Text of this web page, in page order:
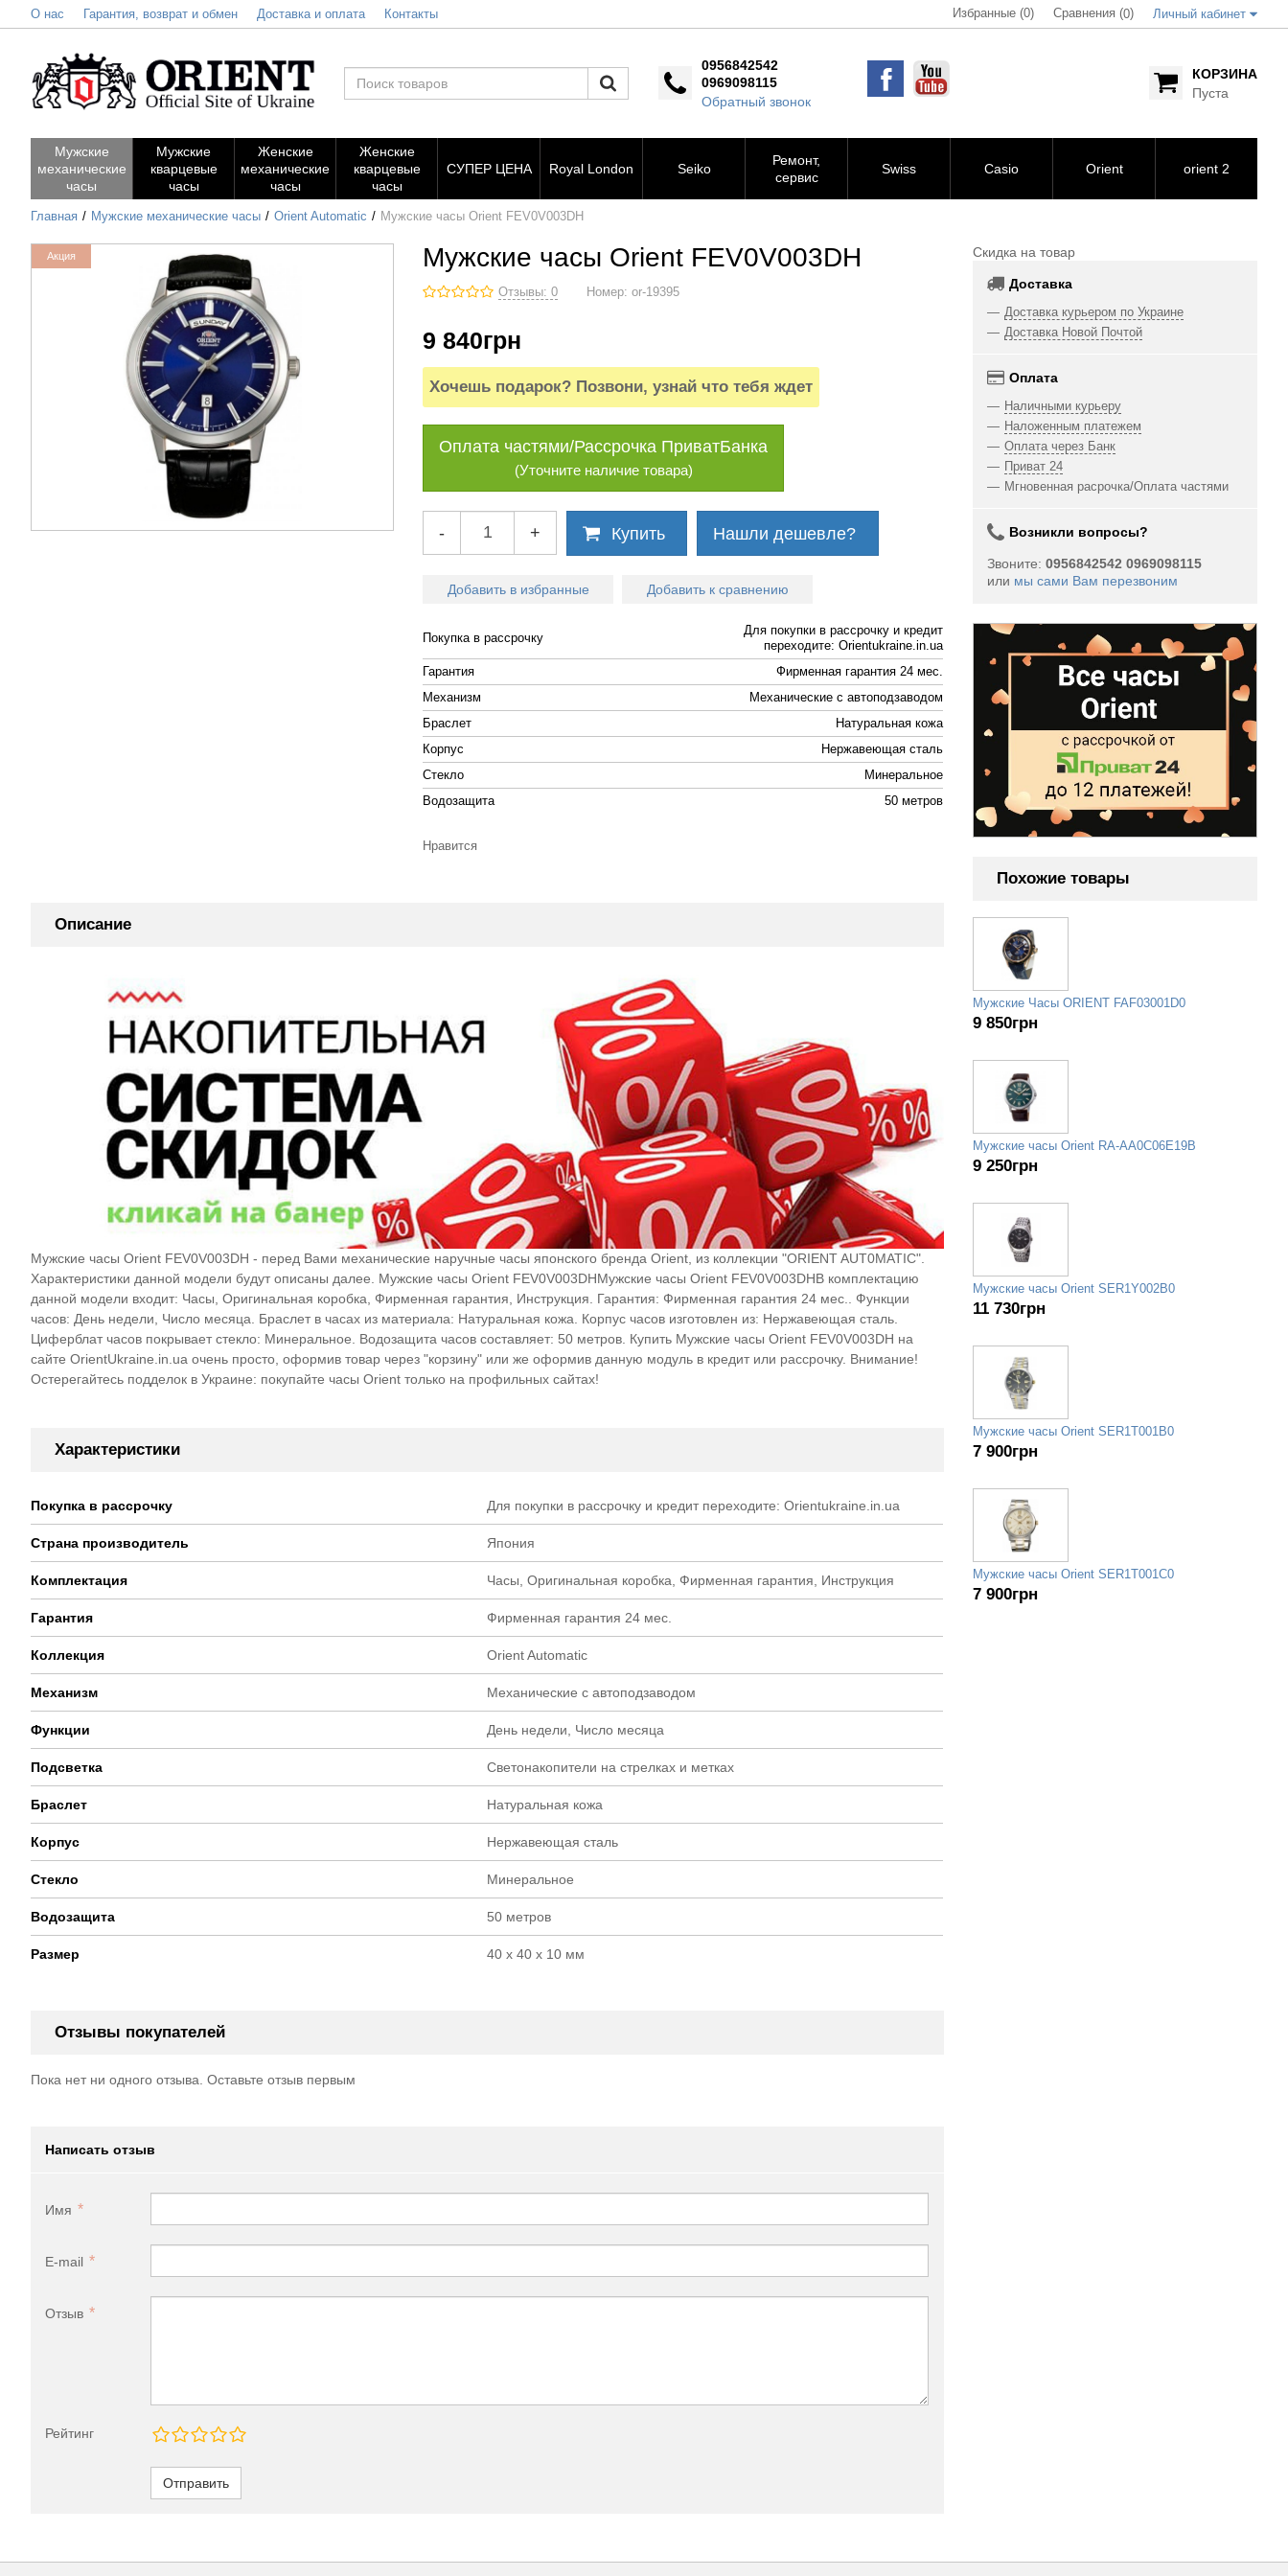
О нас Гарантия, возврат и обмен Доставка и оплата Контакты Избранные (0) Сравнения (0) Личный кабинет
0956842542
0969098115
Обратный звонок
КОРЗИНА
Пуста
Мужские
механические
часы
Мужские
кварцевые
часы
Женские
механические
часы
Женские
кварцевые
часы
СУПЕР ЦЕНА Royal London Seiko
Ремонт,
сервис
Swiss Casio Orient orient 2
Главная Мужские механические часы Orient Automatic Мужские часы Orient FEV0V003DH
Акция Мужские часы Orient FEV0V003DH
Отзывы: 0 Номер:or-19395
9 840грн
Хочешь подарок? Позвони, узнай что тебя ждет
Оплата частями/Рассрочка ПриватБанка
(Уточните наличие товара)
- + Купить Нашли дешевле?
Добавить в избранные Добавить к сравнению
Покупка в рассрочку
Для покупки в рассрочку и кредит
переходите: Orientukraine.in.ua
Гарантия
Фирменная гарантия 24 мес.
Механизм
Механические с автоподзаводом
Браслет
Натуральная кожа
Корпус
Нержавеющая сталь
Стекло
Минеральное
Водозащита
50 метров
Нравится
Описание
Мужские часы Orient FEV0V003DH - перед Вами механические наручные часы японского бренда Orient, из коллекции "ORIENT AUT0MATIC".
Характеристики данной модели будут описаны далее. Мужские часы Orient FEV0V003DHМужские часы Orient FEV0V003DHВ комплектацию
данной модели входит: Часы, Оригинальная коробка, Фирменная гарантия, Инструкция. Гарантия: Фирменная гарантия 24 мес.. Функции
часов: День недели, Число месяца. Браслет в часах из материала: Натуральная кожа. Корпус часов изготовлен из: Нержавеющая сталь.
Циферблат часов покрывает стекло: Минеральное. Водозащита часов составляет: 50 метров. Купить Мужские часы Orient FEV0V003DH на
сайте OrientUkraine.in.ua очень просто, оформив товар через "корзину" или же оформив данную модуль в кредит или рассрочку. Внимание!
Остерегайтесь подделок в Украине: покупайте часы Orient только на профильных сайтах!
Характеристики
Покупка в рассрочку Для покупки в рассрочку и кредит переходите: Orientukraine.in.ua
Страна производитель Япония
Комплектация Часы, Оригинальная коробка, Фирменная гарантия, Инструкция
Гарантия Фирменная гарантия 24 мес.
Коллекция Orient Automatic
Механизм Механические с автоподзаводом
Функции День недели, Число месяца
Подсветка Светонакопители на стрелках и метках
Браслет Натуральная кожа
Корпус Нержавеющая сталь
Стекло Минеральное
Водозащита 50 метров
Размер 40 х 40 х 10 мм
Отзывы покупателей
Пока нет ни одного отзыва. Оставьте отзыв первым
Написать отзыв
Имя
E-mail
Отзыв
Рейтинг
Отправить
Скидка на товар
Доставка
Доставка курьером по Украине
Доставка Новой Почтой
Оплата
Наличными курьеру
Наложенным платежем
Оплата через Банк
Приват 24
Мгновенная расрочка/Оплата частями
Возникли вопросы?
Звоните: 0956842542 0969098115
или мы сами Вам перезвоним
Похожие товары
Мужские Часы ORIENT FAF03001D0
9 850грн
Мужские часы Orient RA-AA0C06E19B
9 250грн
Мужские часы Orient SER1Y002B0
11 730грн
Мужские часы Orient SER1T001B0
7 900грн
Мужские часы Orient SER1T001C0
7 900грн